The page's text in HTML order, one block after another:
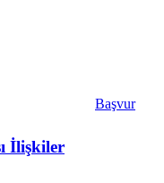
İlişkiler
Başvur